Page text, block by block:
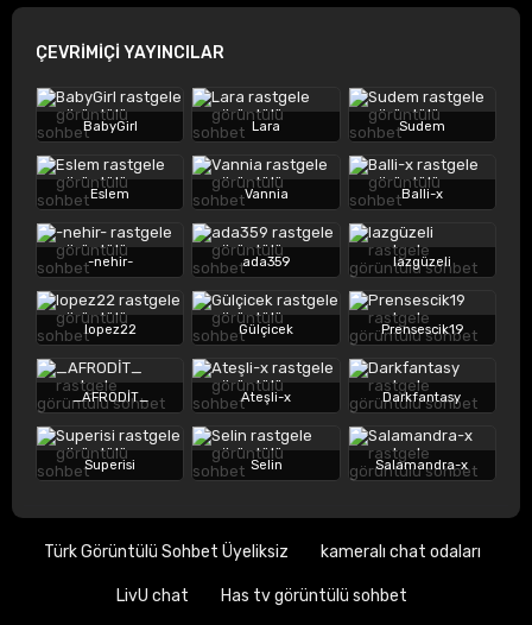
ÇEVRİMİÇİ YAYINCILAR
BabyGirl Lara Sudem
Eslem Vannia Balli-x
-nehir- ada359 lazgüzeli
lopez22 Gülçicek Prensescik19
_AFRODİT_ Ateşli-x Darkfantasy
Superisi Selin Salamandra-x
Türk Görüntülü Sohbet Üyeliksiz kameralı chat odaları
LivU chat Has tv görüntülü sohbet